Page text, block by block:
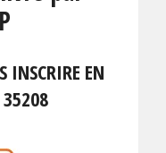
INSCRIRE EN
35208